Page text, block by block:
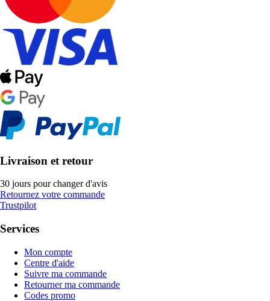
Livraison et retour
30 jours pour changer d'avis
Retournez votre commande
Trustpilot
Services
Mon compte
Centre d'aide
Suivre ma commande
Retourner ma commande
Codes promo